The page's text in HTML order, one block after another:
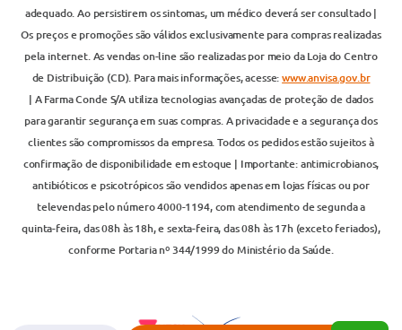
adequado. Ao persistirem os sintomas, um médico deverá ser consultado |
Os preços e promoções são válidos exclusivamente para compras realizadas
pela internet. As vendas on-line são realizadas por meio da Loja do Centro
de Distribuição (CD). Para mais informações, acesse:www.anvisa.gov.br
| A Farma Conde S/A utiliza tecnologias avançadas de proteção de dados
para garantir segurança em suas compras. A privacidade e a segurança dos
clientes são compromissos da empresa. Todos os pedidos estão sujeitos à
confirmação de disponibilidade em estoque | Importante: antimicrobianos,
antibióticos e psicotrópicos são vendidos apenas em lojas físicas ou por
televendas pelo número 4000-1194, com atendimento de segunda a
quinta-feira, das 08h às 18h, e sexta-feira, das 08h às 17h (exceto feriados),
conforme Portaria nº 344/1999 do Ministério da Saúde.